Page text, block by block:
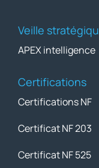
Veille
APEX intelligence
Certifications
Certifications NF
Certificat NF 203
Certificat NF 525